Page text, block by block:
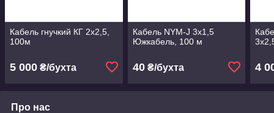
Кабель гнучкий КГ 2х2,5,
100м
5 000 ₴/бухта
Кабель NYM-J 3х1,5
Южкабель, 100 м
40₴/бухта 4
Про нас